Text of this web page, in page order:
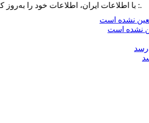
ایران، اطلاعات خود را به‌روز کنید :.